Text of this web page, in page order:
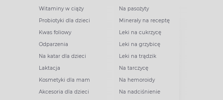
Witaminy w ciąży
Probiotyki dla dzieci
Kwas foliowy
Odparzenia
Na katar dla dzieci
Laktacja
Kosmetyki dla mam
Akcesoria dla dzieci
Na pasożyty
Minerały na receptę
Leki na cukrzycę
Leki na grzybicę
Leki na trądzik
Na tarczycę
Na hemoroidy
Na nadciśnienie